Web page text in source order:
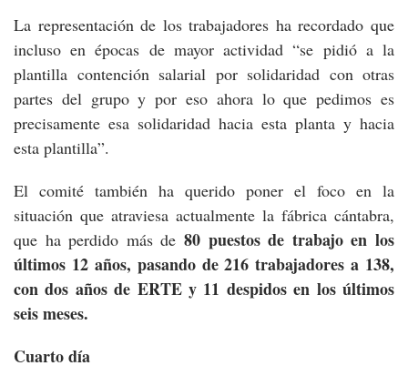
La representación de los trabajadores ha recordado que
incluso en épocas de mayor actividad “se pidió a la
plantilla contención salarial por solidaridad con otras
partes del grupo y por eso ahora lo que pedimos es
precisamente esa solidaridad hacia esta planta y hacia
esta plantilla”.
El comité también ha querido poner el foco en la
situación que atraviesa actualmente la fábrica cántabra,
que ha perdido más de 80 puestos de trabajo en los
últimos 12 años, pasando de 216 trabajadores a 138,
con dos años de ERTE y 11 despidos en los últimos
seis meses.
Cuarto día